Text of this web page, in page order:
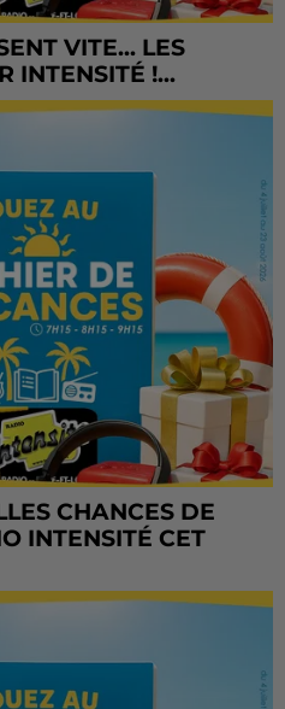
VITE... LES
INTENSITÉ !...
CHANCES DE
INTENSITÉ CET